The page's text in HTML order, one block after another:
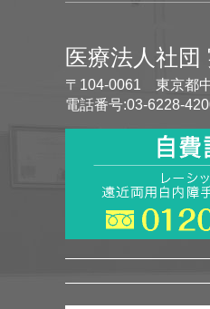
医療法人社
〒104-0061 東京都
電話番号:03-6228-